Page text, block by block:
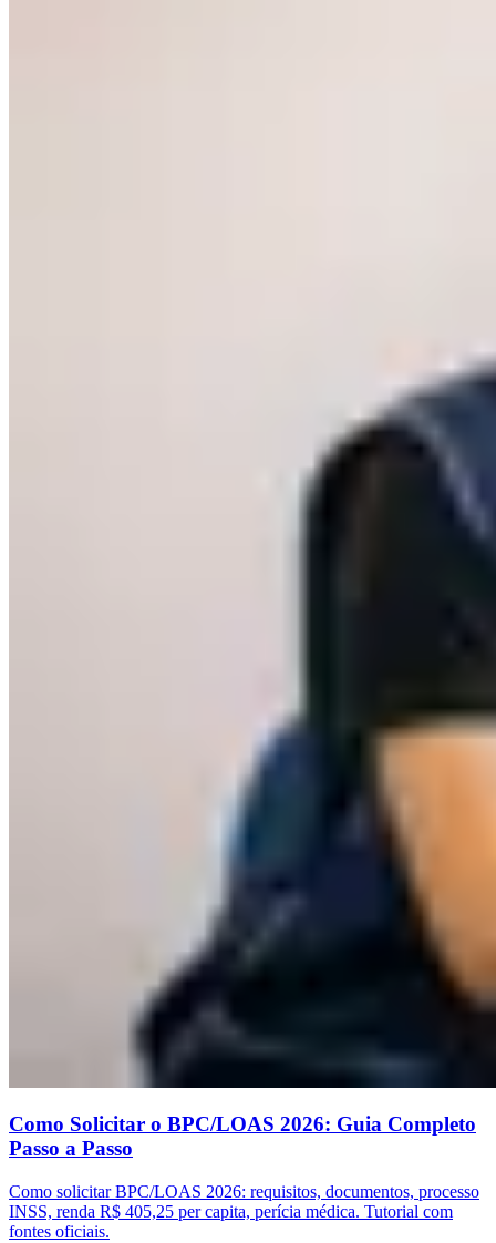
Como Solicitar o BPC/LOAS 2026: Guia Completo
Passo a Passo
Como solicitar BPC/LOAS 2026: requisitos, documentos, processo
INSS, renda R$ 405,25 per capita, perícia médica. Tutorial com
fontes oficiais.